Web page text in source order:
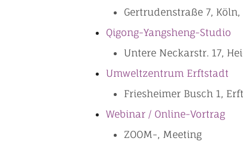
Gertrudenstraße 7, Köln,
Qigong-Yangsheng-Studio
Untere Neckarstr. 17,
Umweltzentrum Erftstadt
Friesheimer Busch 1,
Webinar / Online-Vortrag
ZOOM-, Meeting